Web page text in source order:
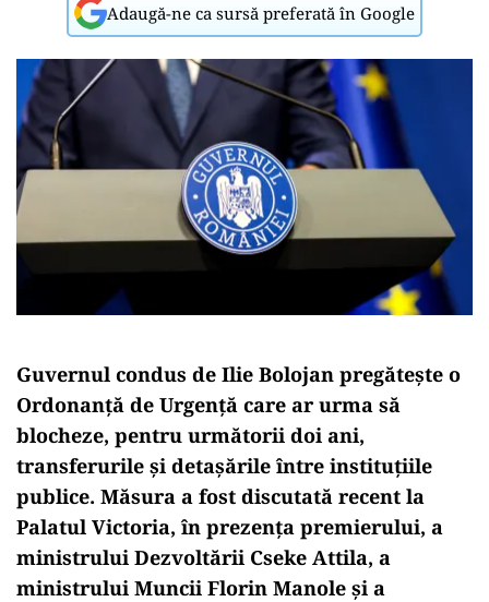
Adaugă-ne ca sursă preferată în Google
Guvernul condus de Ilie Bolojan pregătește o
Ordonanță de Urgență care ar urma să
blocheze, pentru următorii doi ani,
transferurile și detașările între instituțiile
publice. Măsura a fost discutată recent la
Palatul Victoria, în prezența premierului, a
ministrului Dezvoltării Cseke Attila, a
ministrului Muncii Florin Manole și a